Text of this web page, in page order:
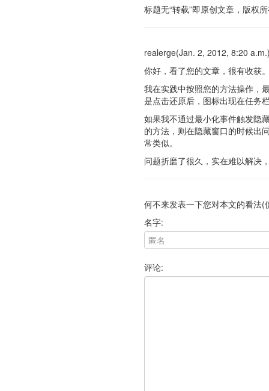
标题无“转载”即原创文章，版权
realerge(Jan. 2, 2012, 8:20
你好，看了您的文章，很有收获
我在实践中按照您的方法操作，
是点击还原后，图标出现在任务
如果我不通过最小化事件触发隐
的方法，则在隐藏窗口的时候出
常类似。
问题折磨了很久，实在难以解决
何不来发表一下您对本文的看法(
名字:
评论: